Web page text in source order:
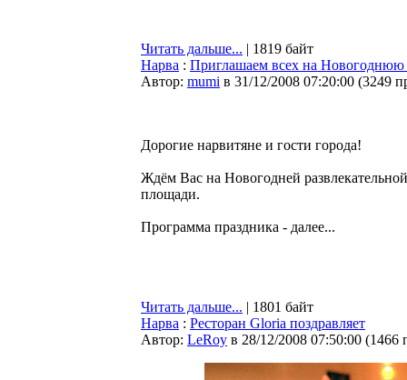
Читать дальше... | 1819 байт
Нарва : Приглашаем всех на
Автор: mumi в 31/12/2008 07:20:00 (3249
Дорогие нарвитяне и гости города!
Ждём Вас на Новогодней
площади.
Программа праздника - далее...
Читать дальше... | 1801 байт
Нарва : Ресторан Gloria поздравляет
Автор: LeRoy в 28/12/2008 07:50:00 (1466